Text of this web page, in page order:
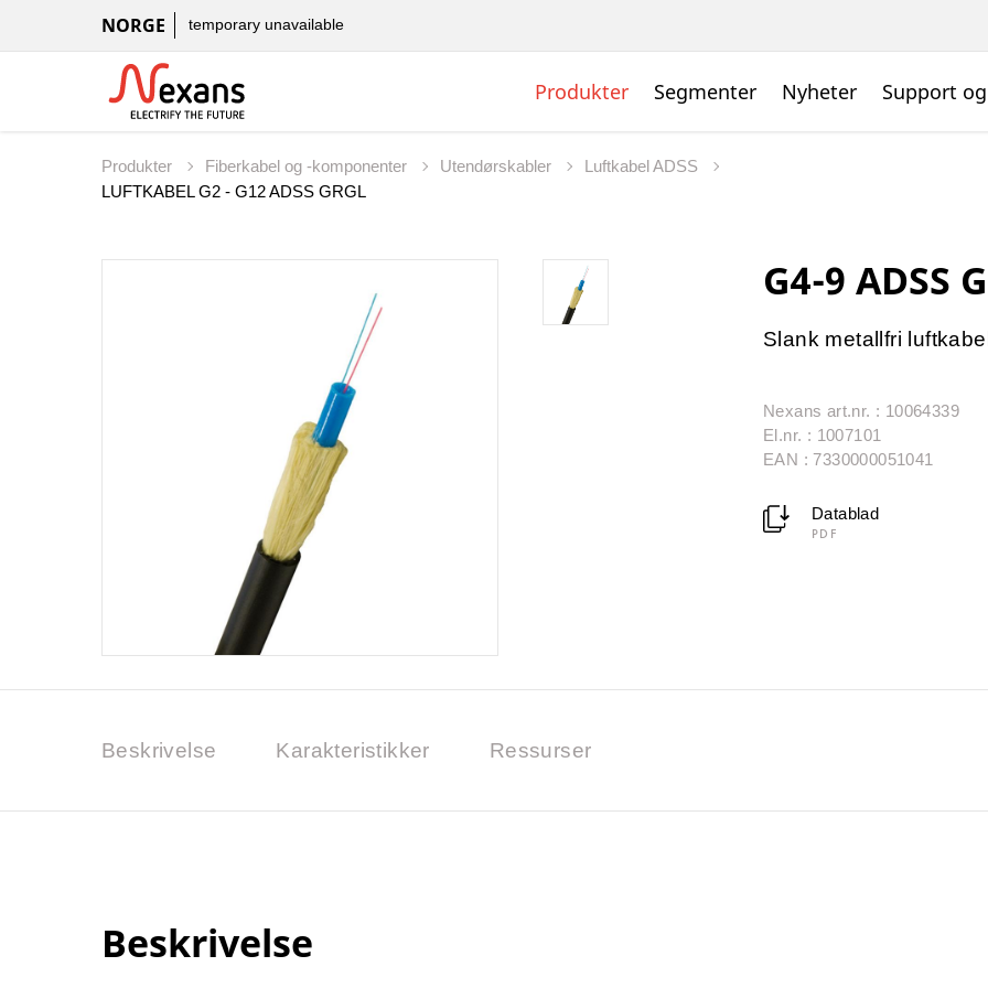
NORGE temporary unavailable
Produkter Segmenter Nyheter Support
Produkter Fiberkabel og -komponenter Utendørskabler
Luftkabel ADSS
LUFTKABEL G2 - G12 ADSS GRGL
G4-9 ADSS
Slank metallfri luftkabel
Nexans art.nr. : 10064339
El.nr. : 1007101
EAN : 7330000051041
Datablad
PDF
Beskrivelse Karakteristikker Ressurser
Beskrivelse